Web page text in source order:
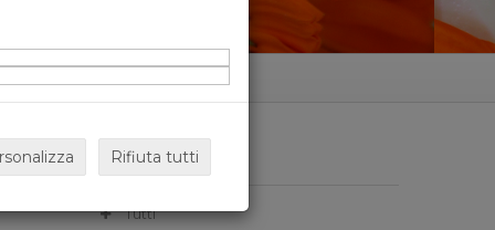
ARCHIVIO
Tutti
Rifiuta tutti